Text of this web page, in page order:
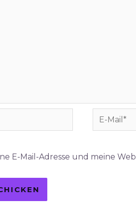
E-
Mail*
E-Mail-Adresse und meine